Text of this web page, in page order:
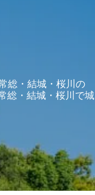
総・結城・桜川の
総・結城・桜川で城